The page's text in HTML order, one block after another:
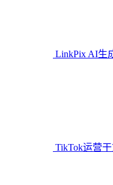
LinkPix AI生
TikTok运营